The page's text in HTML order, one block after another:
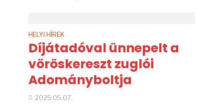
HELYI HÍREK
Díjátadóval ünnepelt a
vöröskereszt zuglói
Adományboltja
2025.05.07.